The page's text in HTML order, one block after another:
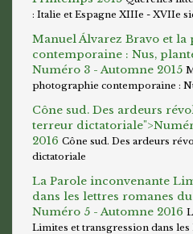
: Italie et Espagne XIIIe - XVIIe
Manuel Álvarez Bravo et la
contemporaine : Nus,
Numéro 3 - Automne 2015
photographie contemporaine :
Cône sud. Des ardeurs
terreur dictatoriale">
2016 Cône sud. Des ardeurs
dictatoriale
La Parole inconvenante
dans les lettres romanes
Numéro 5 - Automne 2016
Limites et transgression dans